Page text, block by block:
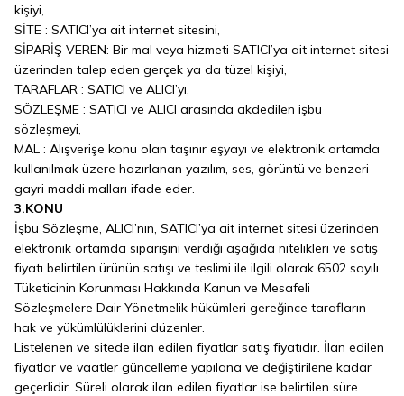
kişiyi,
SİTE : SATICI’ya ait internet sitesini,
SİPARİŞ VEREN: Bir mal veya hizmeti SATICI’ya ait internet sitesi
üzerinden talep eden gerçek ya da tüzel kişiyi,
TARAFLAR : SATICI ve ALICI’yı,
SÖZLEŞME : SATICI ve ALICI arasında akdedilen işbu
sözleşmeyi,
MAL : Alışverişe konu olan taşınır eşyayı ve elektronik ortamda
kullanılmak üzere hazırlanan yazılım, ses, görüntü ve benzeri
gayri maddi malları ifade eder.
3.KONU
İşbu Sözleşme, ALICI’nın, SATICI’ya ait internet sitesi üzerinden
elektronik ortamda siparişini verdiği aşağıda nitelikleri ve satış
fiyatı belirtilen ürünün satışı ve teslimi ile ilgili olarak 6502 sayılı
Tüketicinin Korunması Hakkında Kanun ve Mesafeli
Sözleşmelere Dair Yönetmelik hükümleri gereğince tarafların
hak ve yükümlülüklerini düzenler.
Listelenen ve sitede ilan edilen fiyatlar satış fiyatıdır. İlan edilen
fiyatlar ve vaatler güncelleme yapılana ve değiştirilene kadar
geçerlidir. Süreli olarak ilan edilen fiyatlar ise belirtilen süre